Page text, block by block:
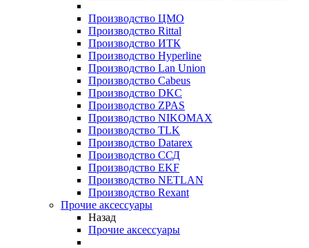
Производство ЦМО
Производство Rittal
Производство ИТК
Производство Hyperline
Производство Lan Union
Производство Cabeus
Производство DKC
Производство ZPAS
Производство NIKOMAX
Производство TLK
Производство Datarex
Производство ССД
Производство EKF
Производство NETLAN
Производство Rexant
Прочие аксеcсуары
Назад
Прочие аксеcсуары